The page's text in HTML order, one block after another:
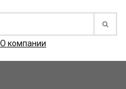
О компании